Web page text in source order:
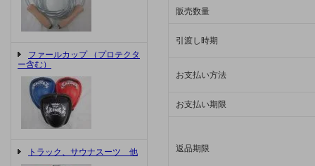
ファールカップ （プロテクタ
ー含む）
トラック、サウナスーツ 他
販売数量
引渡し時期
お支払い方法
お支払い期限
返品期限